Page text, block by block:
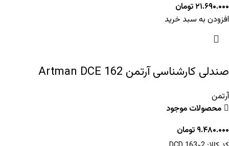
۲۱.۶۹۰.۰۰۰تومان
افزودن به سبد خرید
صندلی کارشناسی آرتمن Artman DCE 162
آرتمن
محصولات موجود
۹.۴۸۰.۰۰۰ تومان